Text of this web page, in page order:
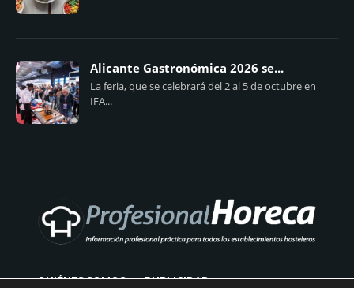
Alicante Gastronómica 2026 se...
La feria, que se celebrará del 2 al 5 de octubre en
IFA...
QUIÉNES SOMOS PUBLICIDAD